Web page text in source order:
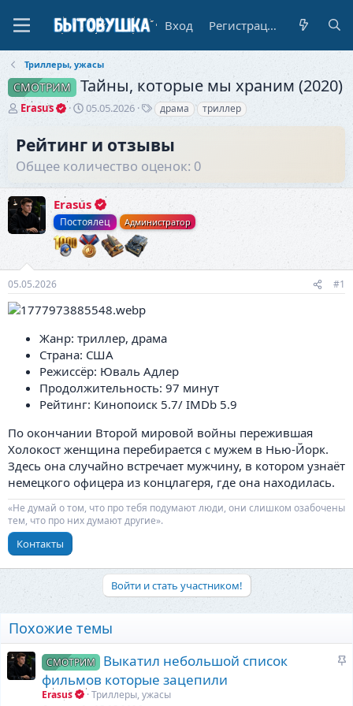
Вход Регистрация
Триллеры, ужасы
СМОТРИМ Тайны, которые мы храним (2020)
А
о
р
е
м
ы
Erasus
Д
н
ч
а
л
а
05.05.2026
Т
и
драма триллер
Рейтинг и отзывы
Общее количество оценок: 0
Erasus
Постоялец Администратор
05.05.2026 #1
Жанр: триллер, драма
Страна: США
Режиссёр: Юваль Адлер
Продолжительность: 97 минут
Рейтинг: Кинопоиск 5.7/ IMDb 5.9
По окончании Второй мировой войны пережившая
Холокост женщина перебирается с мужем в Нью-Йорк.
Здесь она случайно встречает мужчину, в котором узнаёт
немецкого офицера из концлагеря, где она находилась.
«Не думай о том, что про тебя подумают люди, они слишком озабочены
тем, что про них думают другие».
Контакты
Войти и стать участником!
Похожие темы
З
СМОТРИМ
Выкатил небольшой список
фильмов которые зацепили
Erasus
Триллеры, ужасы